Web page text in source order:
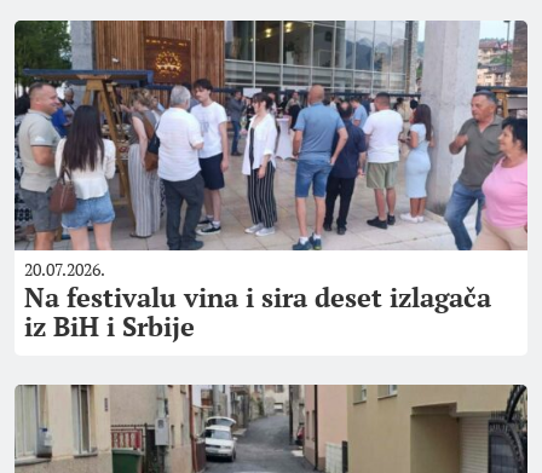
20.07.2026.
Na festivalu vina i sira deset izlagača
iz BiH i Srbije